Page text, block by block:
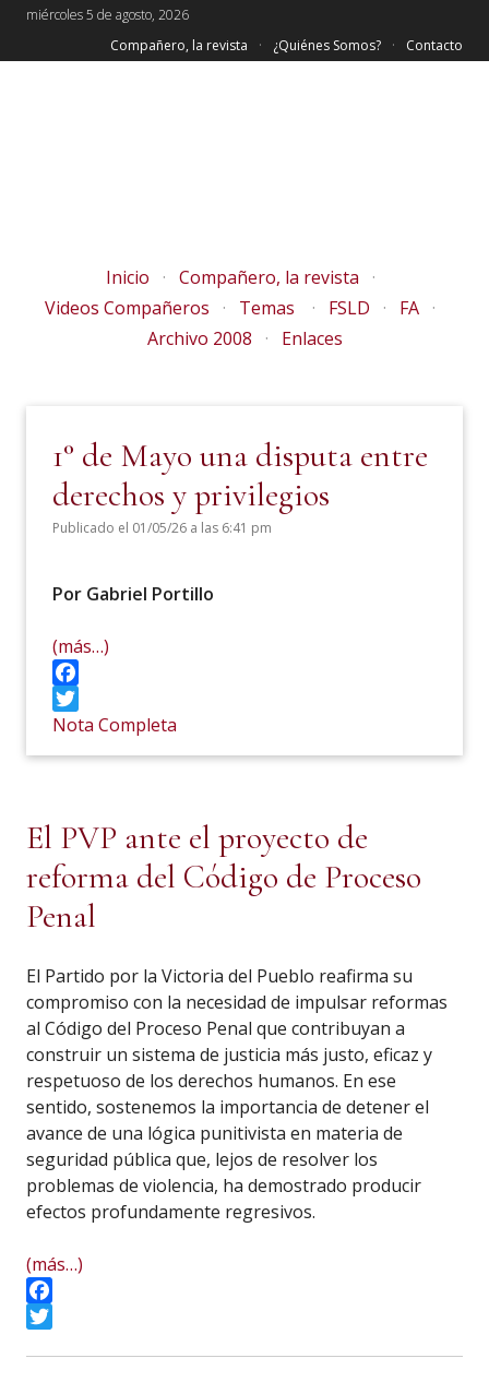
miércoles 5 de agosto, 2026
Compañero, la revista
¿Quiénes Somos? Contacto
Inicio
Compañero, la revista
Videos Compañeros
Temas FSLD
FA
Archivo 2008
Enlaces
1° de Mayo una disputa entre
derechos y privilegios
Publicado el 01/05/26 a las 6:41 pm
Por Gabriel Portillo
(más…)
Facebook
Twitter
Nota Completa
El PVP ante el proyecto de
reforma del Código de Proceso
Penal
El Partido por la Victoria del Pueblo reafirma su
compromiso con la necesidad de impulsar reformas
al Código del Proceso Penal que contribuyan a
construir un sistema de justicia más justo, eficaz y
respetuoso de los derechos humanos. En ese
sentido, sostenemos la importancia de detener el
avance de una lógica punitivista en materia de
seguridad pública que, lejos de resolver los
problemas de violencia, ha demostrado producir
efectos profundamente regresivos.
(más…)
Facebook